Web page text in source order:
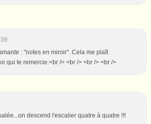
: "notes en miroir". Cela me plaît
qui te remercie.<br /> <br /> <br /> <br />
descend l'escalier quatre à quatre !!!